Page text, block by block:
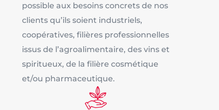
possible aux besoins concrets de nos
clients qu’ils soient industriels,
coopératives, filières professionnelles
issus de l’agroalimentaire, des vins et
spiritueux, de la filière cosmétique
et/ou pharmaceutique.